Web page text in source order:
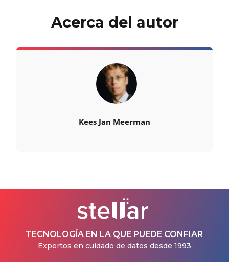
Acerca del autor
Kees Jan Meerman
TECNOLOGÍA EN LA QUE PUEDE CONFIAR
Expertos en cuidado de datos desde 1993